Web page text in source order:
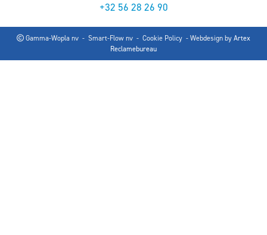
+32 56 28 26 90
Gamma-Wopla nv - Smart-Flow nv - Cookie Policy - Webdesign byArtex
Reclamebureau